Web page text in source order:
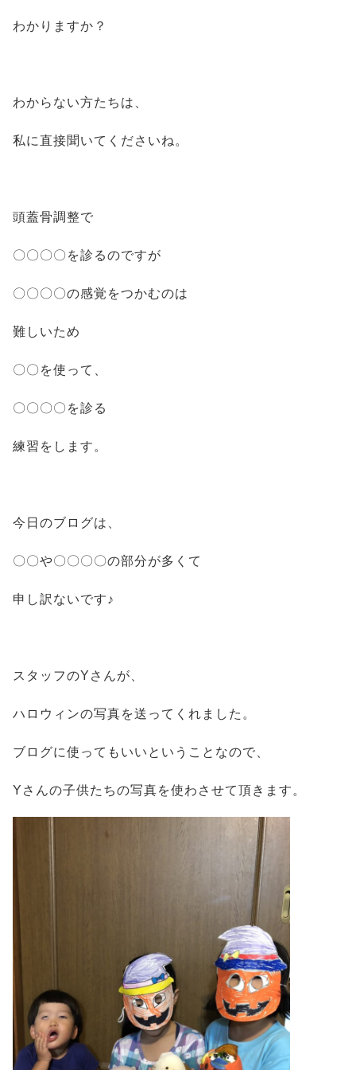
わかりますか？
わからない方たちは、
私に直接聞いてくださいね。
頭蓋骨調整で
〇〇〇〇を診るのですが
〇〇〇〇の感覚をつかむのは
難しいため
〇〇を使って、
〇〇〇〇を診る
練習をします。
今日のブログは、
〇〇や〇〇〇〇の部分が多くて
申し訳ないです♪
スタッフのYさんが、
ハロウィンの写真を送ってくれました。
ブログに使ってもいいということなので、
Yさんの子供たちの写真を使わさせて頂きます。